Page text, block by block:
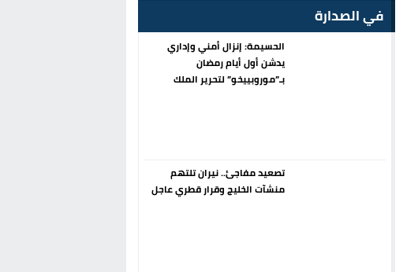
في الصدارة
الحسيمة: إنزال أمني وإداري
يدشن أول أيام رمضان
بـ”موروبييخو” لتحرير الملك
تصعيد مفاجئ.. نيران تلتهم
منشآت الخليج وقرار قطري عاجل